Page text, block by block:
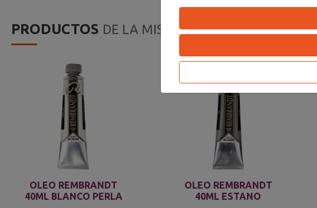
PRODUCTOS DE LA MISMA CATEGORIA
OLEO REMBRANDT
40ML BLANCO PERLA
OLEO REMBRANDT
40ML ESTANO